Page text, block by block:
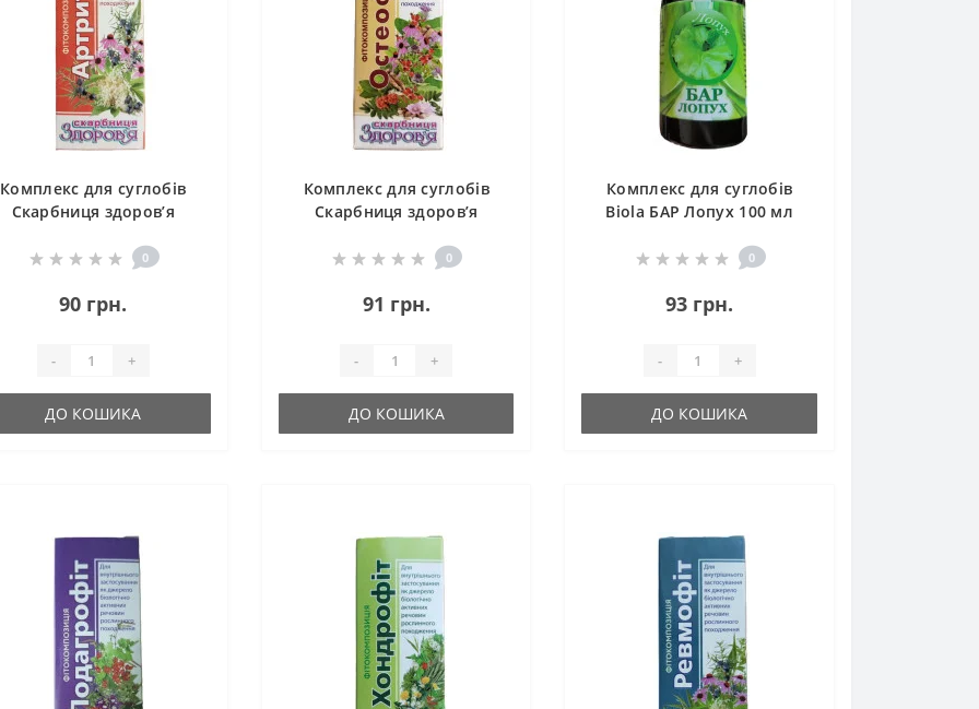
Комплекс для суглобів
Скарбниця здоров’я
порцій/
0
90 грн.
- +
ДО КОШИКА
Комплекс для суглобів
Скарбниця здоров’я
порцій/
0
91 грн.
- +
ДО КОШИКА
Комплекс для суглобів
Biola БАР Лопух 100 мл
0
93 грн.
- +
ДО КОШИКА